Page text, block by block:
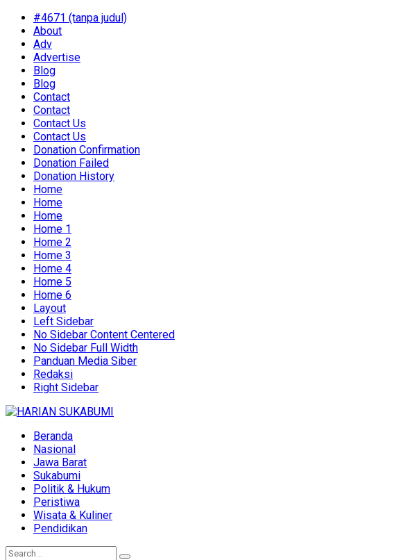
#4671 (tanpa judul)
About
Adv
Advertise
Blog
Blog
Contact
Contact
Contact Us
Contact Us
Donation Confirmation
Donation Failed
Donation History
Home
Home
Home
Home 1
Home 2
Home 3
Home 4
Home 5
Home 6
Layout
Left Sidebar
No Sidebar Content Centered
No Sidebar Full Width
Panduan Media Siber
Redaksi
Right Sidebar
Beranda
Nasional
Jawa Barat
Sukabumi
Politik & Hukum
Peristiwa
Wisata & Kuliner
Pendidikan